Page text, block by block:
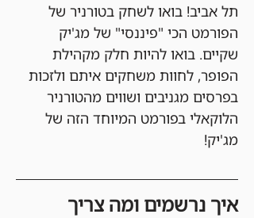
תל אביב! בואו לשחק בטורניר של
הפורמט הכי "פיננסי" של מג'יק
שקיים. בואו להיות חלק מקהילת
הפופר, לחוות משחקים איתם ולזכות
בפרסים מגניבים ושווים מהטורניר
הלוקאלי בפורמט המיוחד הזה של
מג'יק!
איך נרשמים ומה צריך